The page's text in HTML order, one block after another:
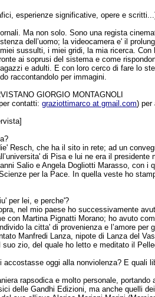
esperienze significative, opere e
Ma non solo. Sono una regista
dell’uomo; la videocamera e' il
sussulti, i miei gridi, la mia ricerca.
ai soprusi del sistema e come
e adulti. E con loro cerco di fare lo
raccontandolo per immagini.
GIORGIO MONTAGNOLI
contatti:graziottimarco at gmail.com) per
Resch, che ha il sito in rete; ad un
di Pisa e lui ne era il presidente
Salio e Angela Dogliotti Marasso, con i
per la Pace. In quella veste ho
per lei, e perche'?
nel mio paese ho successivamente
con Martina Pignatti Morano; ho avuto
la citta' di provenienza e l’amore per
Manfredi Lanza, nipote di Lanza del
zio, del quale ho letto e meditato il
oggi alla nonviolenza? E quali
rapsodica e molto personale, portando
delle Gandhi Edizioni, ma anche quelli